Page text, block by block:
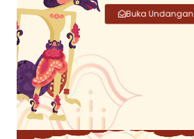
Buka Undangan